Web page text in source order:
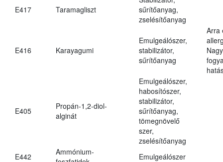
E417 Taramagliszt
sűrítőanyag,
zselésítőanyag
E416 Karayagumi
Emulgeálószer,
stabilizátor,
sűrítőanyag
Arra
E405
Propán-1,2-diol-
alginát
Emulgeálószer,
habosítószer,
stabilizátor,
sűrítőanyag,
tömegnövelő
szer,
zselésítőanyag
E442
Ammónium-
Emulgeálószer